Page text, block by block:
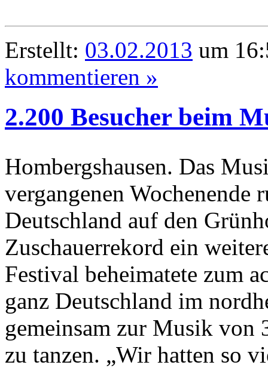
Erstellt: 03.02.2013 um
kommentieren »
2.200 Besucher beim
Hombergshausen. Das
vergangenen Wochenende
Deutschland auf den
Zuschauerrekord ein
Festival beheimatete zum
ganz Deutschland im
gemeinsam zur Musik von
zu tanzen. „Wir hatten so